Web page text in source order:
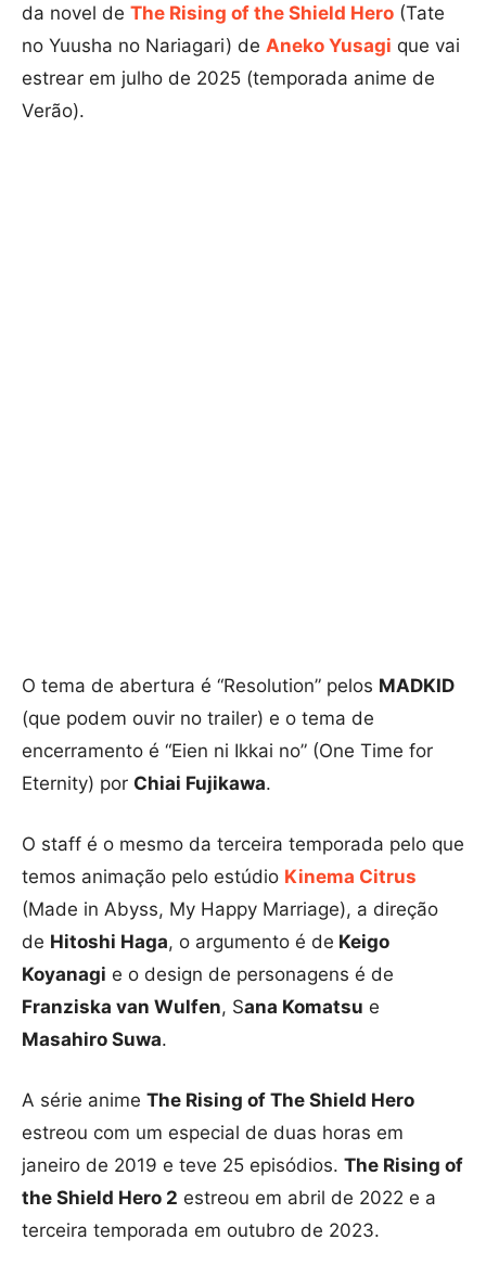
da novel de The Rising of the Shield Hero (Tate
no Yuusha no Nariagari) de Aneko Yusagi que vai
estrear em julho de 2025 (temporada anime de
Verão).
O tema de abertura é “Resolution” pelos MADKID
(que podem ouvir no trailer) e o tema de
encerramento é “Eien ni Ikkai no” (One Time for
Eternity) por Chiai Fujikawa.
O staff é o mesmo da terceira temporada pelo que
temos animação pelo estúdio Kinema Citrus
(Made in Abyss, My Happy Marriage), a direção
de Hitoshi Haga, o argumento é de Keigo
Koyanagi e o design de personagens é de
Franziska van Wulfen, Sana Komatsu e
Masahiro Suwa.
A série anime The Rising of The Shield Hero
estreou com um especial de duas horas em
janeiro de 2019 e teve 25 episódios. The Rising of
the Shield Hero 2 estreou em abril de 2022 e a
terceira temporada em outubro de 2023.